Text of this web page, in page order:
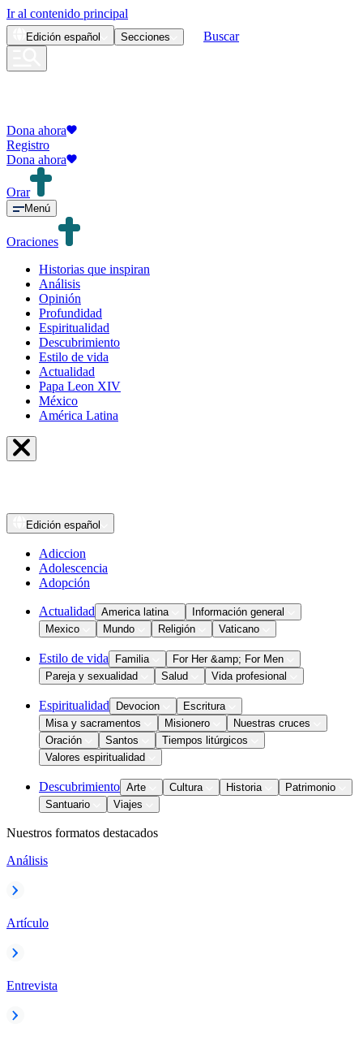
Ir al contenido principal
Edición español Secciones Buscar
Dona ahora
Registro
Dona ahora
Orar
Menú
Oraciones
Historias que inspiran
Análisis
Opinión
Profundidad
Espiritualidad
Descubrimiento
Estilo de vida
Actualidad
Papa Leon XIV
México
América Latina
Edición español
Adiccion
Adolescencia
Adopción
Actualidad America latina
Información general
Mexico
Mundo Religión Vaticano
Estilo de vida Familia
For Her &amp; For Men
Pareja y sexualidad
Salud Vida profesional
Espiritualidad Devocion
Escritura
Misa y sacramentos
Misionero
Nuestras cruces
Oración
Santos
Tiempos litúrgicos
Valores espiritualidad
Descubrimiento Arte Cultura Historia
Patrimonio
Santuario
Viajes
Nuestros formatos destacados
Análisis
Artículo
Entrevista